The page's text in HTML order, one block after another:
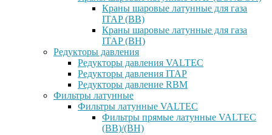
Краны шаровые латунные для газа
ITAP (ВВ)
Краны шаровые латунные для газа
ITAP (ВН)
Редукторы давления
Редукторы давления VALTEC
Редукторы давления ITAP
Редукторы давление RBM
Фильтры латунные
Фильтры латунные VALTEC
Фильтры прямые латунные VALTEC
(ВВ)/(ВН)